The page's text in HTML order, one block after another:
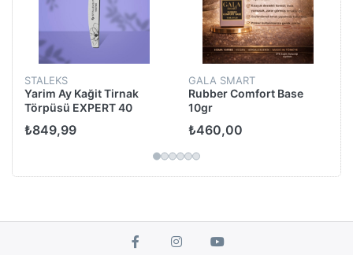
STALEKS
Yarim Ay Kağit Tirnak
Törpüsü EXPERT 40
100/180 Grit (25 Adet)
₺849,99
GALA SMART
Rubber Comfort Base
10gr
₺460,00